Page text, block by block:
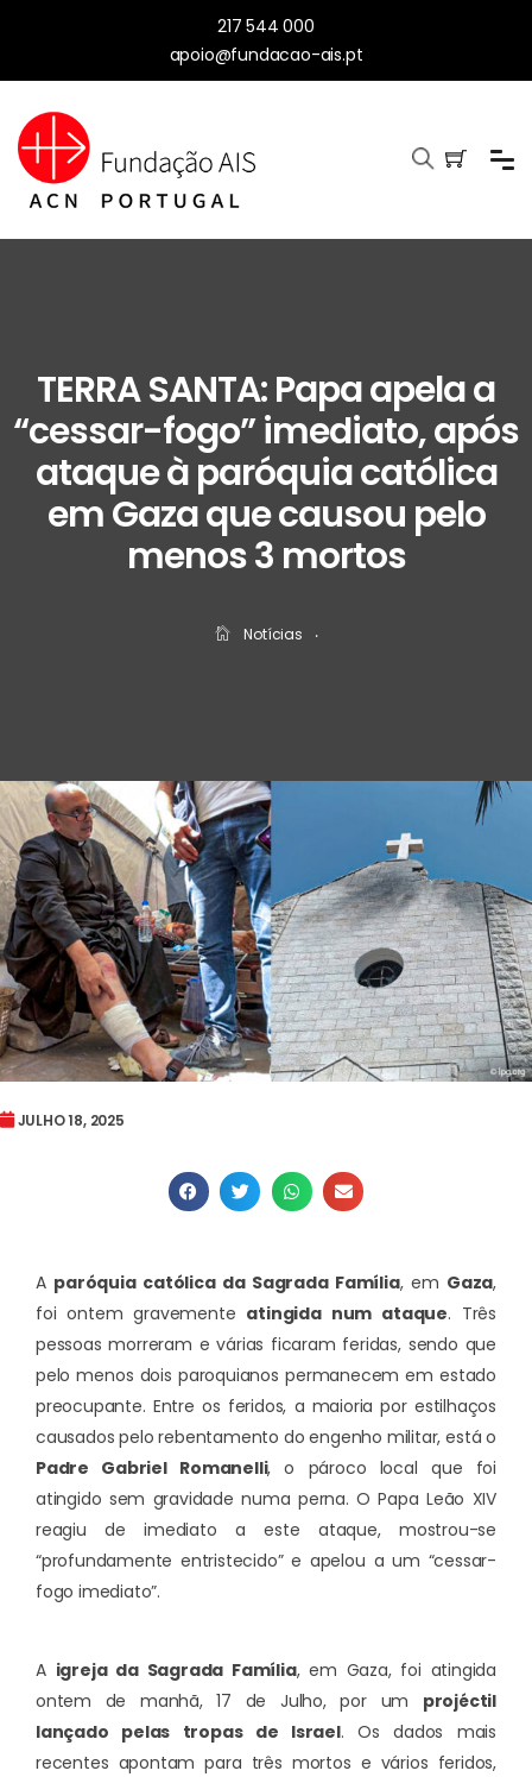
217 544 000
apoio@fundacao-ais.pt
TERRA SANTA: Papa apela a
“cessar-fogo” imediato, após
ataque à paróquia católica
em Gaza que causou pelo
menos 3 mortos
Notícias ‧
JULHO 18, 2025
A paróquia católica da Sagrada Família, em Gaza,
foi ontem gravemente atingida num ataque. Três
pessoas morreram e várias ficaram feridas, sendo que
pelo menos dois paroquianos permanecem em estado
preocupante. Entre os feridos, a maioria por estilhaços
causados pelo rebentamento do engenho militar, está o
Padre Gabriel Romanelli, o pároco local que foi
atingido sem gravidade numa perna. O Papa Leão XIV
reagiu de imediato a este ataque, mostrou-se
“profundamente entristecido” e apelou a um “cessar-
fogo imediato”.
A igreja da Sagrada Família, em Gaza, foi atingida
ontem de manhã, 17 de Julho, por um projéctil
lançado pelas tropas de Israel. Os dados mais
recentes apontam para três mortos e vários feridos,